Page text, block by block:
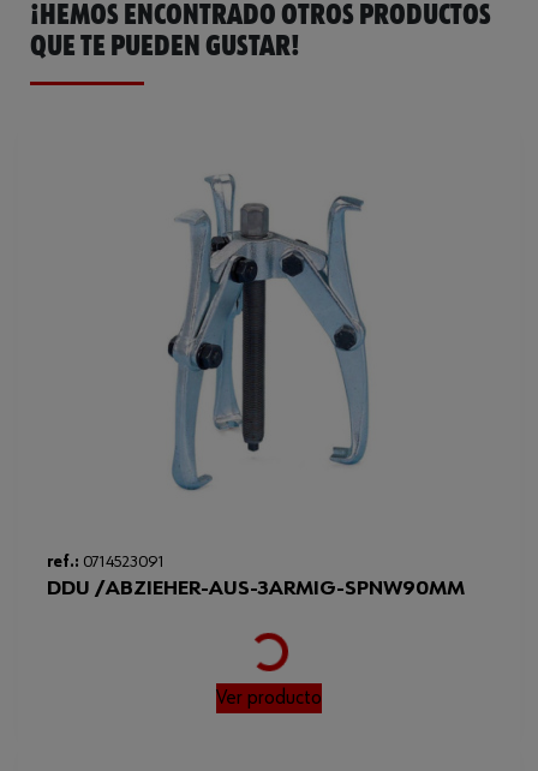
Peso del producto (por artículo) 120.000 g
Catálogo General 0695942051
Ficha Técnica
¡HEMOS ENCONTRADO OTROS PRODUCTOS
QUE TE PUEDEN GUSTAR!
ref.: 0714523091
DDU /ABZIEHER-AUS-3ARMIG-SPNW90MM
Loading...
Ver producto